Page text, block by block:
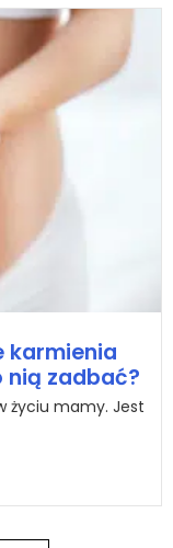
karmienia
zadbać?
życiu mamy. Jest